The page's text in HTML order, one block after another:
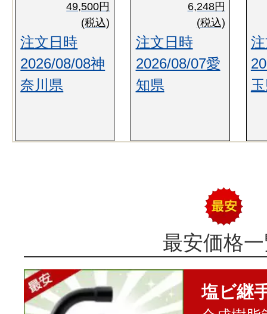
49,500円
(税込)
注文日時
2026/08/08神
奈川県
6,248円
(税込)
注文日時
2026/08/07愛
知県
最安価格
塩ビ継